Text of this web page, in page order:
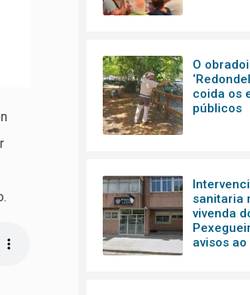
O
coida os
públicos
sanitaria
vivenda
avisos ao